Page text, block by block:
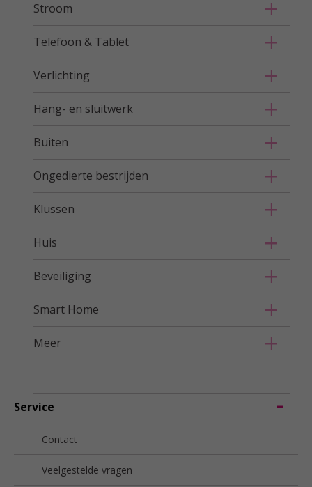
Stroom
Telefoon & Tablet
Verlichting
Hang- en sluitwerk
Buiten
Ongedierte bestrijden
Klussen
Huis
Beveiliging
Smart Home
Meer
Service
Contact
Veelgestelde vragen